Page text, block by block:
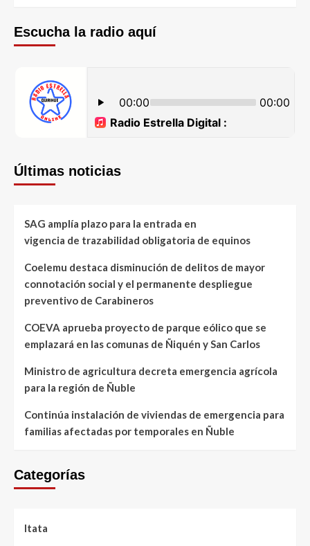
Escucha la radio aquí
Últimas noticias
SAG amplía plazo para la entrada en
vigencia de trazabilidad obligatoria de equinos
Coelemu destaca disminución de delitos de mayor
connotación social y el permanente despliegue
preventivo de Carabineros
COEVA aprueba proyecto de parque eólico que se
emplazará en las comunas de Ñiquén y San Carlos
Ministro de agricultura decreta emergencia agrícola
para la región de Ñuble
Continúa instalación de viviendas de emergencia para
familias afectadas por temporales en Ñuble
Categorías
Itata